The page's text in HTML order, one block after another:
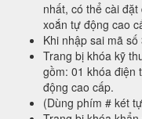
nhất, có thể cài
xoắn tự động cao
Khi nhập sai mã
Trang bị khóa kỹ
gồm: 01 khóa điện
động cao cấp.
(Dùng phím # két